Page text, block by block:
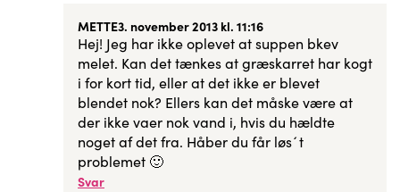
METTE3. november 2013 kl. 11:16
Hej! Jeg har ikke oplevet at suppen bkev
melet. Kan det tænkes at græskarret har kogt
i for kort tid, eller at det ikke er blevet
blendet nok? Ellers kan det måske være at
der ikke vaer nok vand i, hvis du hældte
noget af det fra. Håber du får løs´t
problemet 🙂
Svar